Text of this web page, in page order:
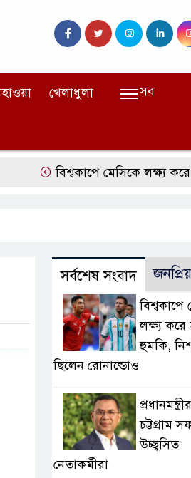
খেলাধুলা সব
বিশ্বকাপে মেসিকে লক্ষ্য করে
সর্বশেষ সংবাদ
বিশ্বকাপে
লক্ষ্য করে
হুমকি,
ছিলেন রোনাল্ডোও
চট্টগ্রাম
উচ্ছ্বসিত
নেতাকর্মীরা